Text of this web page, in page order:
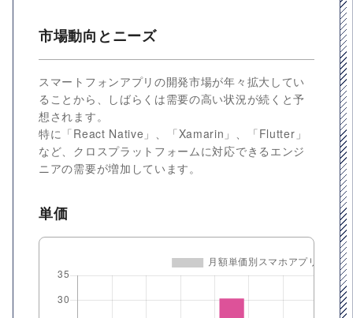
市場動向とニーズ
スマートフォンアプリの開発市場が年々拡大してい
ることから、しばらくは需要の高い状況が続くと予
想されます。
特に「React Native」、「Xamarin」、「Flutter」
など、クロスプラットフォームに対応できるエンジ
ニアの需要が増加しています。
単価